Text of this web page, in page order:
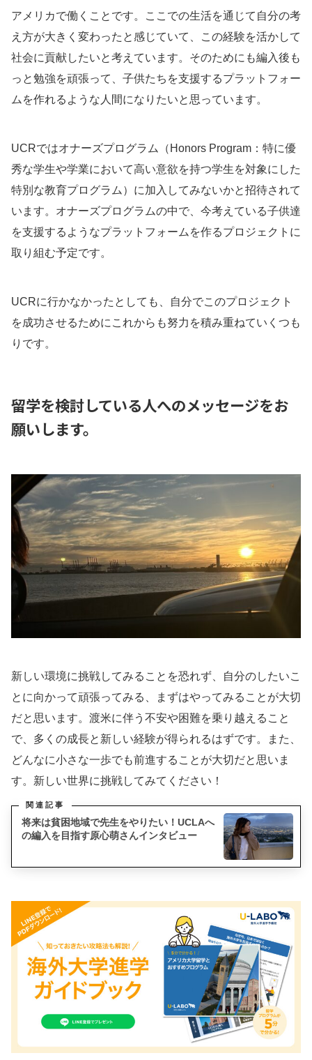
アメリカで働くことです。ここでの生活を通じて自分の考
え方が大きく変わったと感じていて、この経験を活かして
社会に貢献したいと考えています。そのためにも編入後も
っと勉強を頑張って、子供たちを支援するプラットフォー
ムを作れるような人間になりたいと思っています。
UCRではオナーズプログラム（Honors Program：特に優
秀な学生や学業において高い意欲を持つ学生を対象にした
特別な教育プログラム）に加入してみないかと招待されて
います。オナーズプログラムの中で、今考えている子供達
を支援するようなプラットフォームを作るプロジェクトに
取り組む予定です。
UCRに行かなかったとしても、自分でこのプロジェクト
を成功させるためにこれからも努力を積み重ねていくつも
りです。
留学を検討している人へのメッセージをお
願いします。
新しい環境に挑戦してみることを恐れず、自分のしたいこ
とに向かって頑張ってみる、まずはやってみることが大切
だと思います。渡米に伴う不安や困難を乗り越えること
で、多くの成長と新しい経験が得られるはずです。また、
どんなに小さな一歩でも前進することが大切だと思いま
す。新しい世界に挑戦してみてください！
将来は貧困地域で先生をやりたい！UCLAへ
の編入を目指す原心萌さんインタビュー